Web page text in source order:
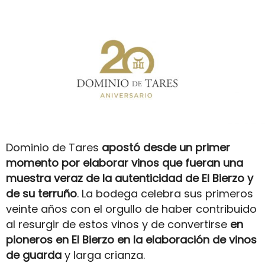
Dominio de Tares apostó desde un primer
momento por elaborar vinos que fueran una
muestra veraz de la autenticidad de El Bierzo y
de su terruño. La bodega celebra sus primeros
veinte años con el orgullo de haber contribuido
al resurgir de estos vinos y de convertirse en
pioneros en El Bierzo en la elaboración de vinos
de guarda y larga crianza.